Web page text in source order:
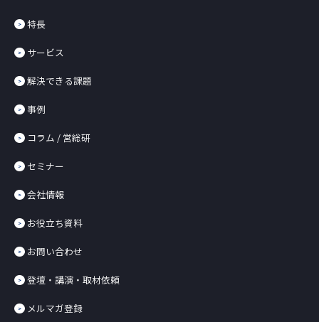
特長
サービス
解決できる課題
事例
コラム / 営総研
セミナー
会社情報
お役立ち資料
お問い合わせ
登壇・講演・取材依頼
メルマガ登録